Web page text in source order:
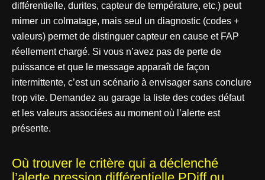
différentielle, durites, capteur de température, etc.) peut
mimer un colmatage, mais seul un diagnostic (codes +
valeurs) permet de distinguer capteur en cause et FAP
réellement chargé. Si vous n’avez pas de perte de
puissance et que le message apparaît de façon
intermittente, c’est un scénario à envisager sans conclure
trop vite. Demandez au garage la liste des codes défaut
et les valeurs associées au moment où l’alerte est
présente.
Où trouver le critère qui a déclenché